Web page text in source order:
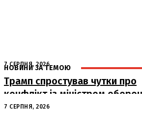
НОВИНИ ЗА ТЕМОЮ
7 СЕРПНЯ, 2026
Трамп спростував чутки про
конфлікт із міністром
похвалив його роботу
7 СЕРПНЯ, 2026